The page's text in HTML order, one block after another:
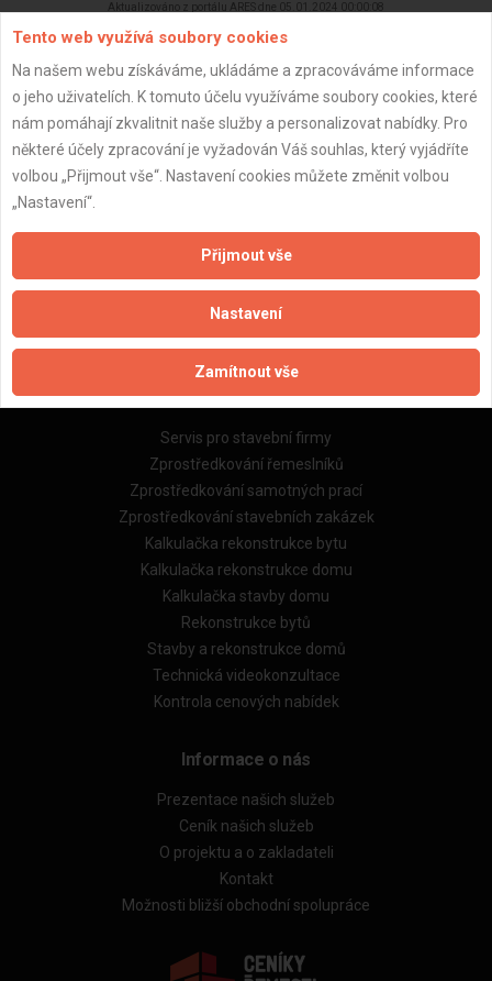
Aktualizováno z portálu ARES dne 05.01.2024 00:00:08
Důležité informace
Naše firmy a řemeslníci
Zásady pro používání souborů cookie
Obchodní podmínky (zprostředkování)
Obchodní podmínky (rozpočtování)
Reference
Naše excelové tabulky online
Naše služby
Servis pro stavební firmy
Zprostředkování řemeslníků
Zprostředkování samotných prací
Zprostředkování stavebních zakázek
Kalkulačka rekonstrukce bytu
Kalkulačka rekonstrukce domu
Kalkulačka stavby domu
Rekonstrukce bytů
Stavby a rekonstrukce domů
Technická videokonzultace
Kontrola cenových nabídek
Informace o nás
Prezentace našich služeb
Ceník našich služeb
O projektu a o zakladateli
Kontakt
Možnosti bližší obchodní spolupráce
Tento web využívá soubory cookies
Na našem webu získáváme, ukládáme a zpracováváme informace
o jeho uživatelích. K tomuto účelu využíváme soubory cookies, které
nám pomáhají zkvalitnit naše služby a personalizovat nabídky. Pro
některé účely zpracování je vyžadován Váš souhlas, který vyjádříte
volbou „Přijmout vše“. Nastavení cookies můžete změnit volbou
„Nastavení“.
Přijmout vše
Nastavení
Zamítnout vše